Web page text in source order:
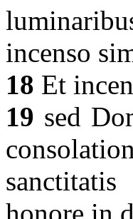
incenso
18 Et
19 sed